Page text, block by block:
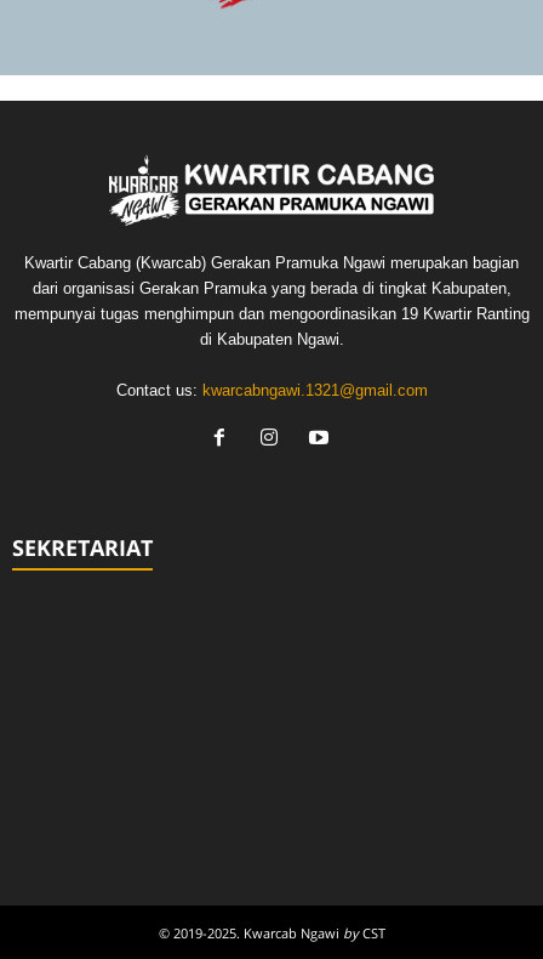
Kwartir Cabang (Kwarcab) Gerakan Pramuka Ngawi merupakan bagian
dari organisasi Gerakan Pramuka yang berada di tingkat Kabupaten,
mempunyai tugas menghimpun dan mengoordinasikan 19 Kwartir Ranting
di Kabupaten Ngawi.
Contact us: kwarcabngawi.1321@gmail.com
SEKRETARIAT
© 2019-2025. Kwarcab Ngawi byCST